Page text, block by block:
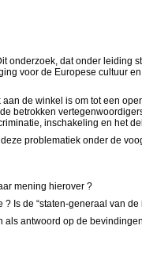
onderzoek, dat onder
voor de Europese cultuur
de winkel is om tot een
betrokken
inschakeling en het
problematiek onder de
mening hierover ?
Is de “staten-generaal van
antwoord op de